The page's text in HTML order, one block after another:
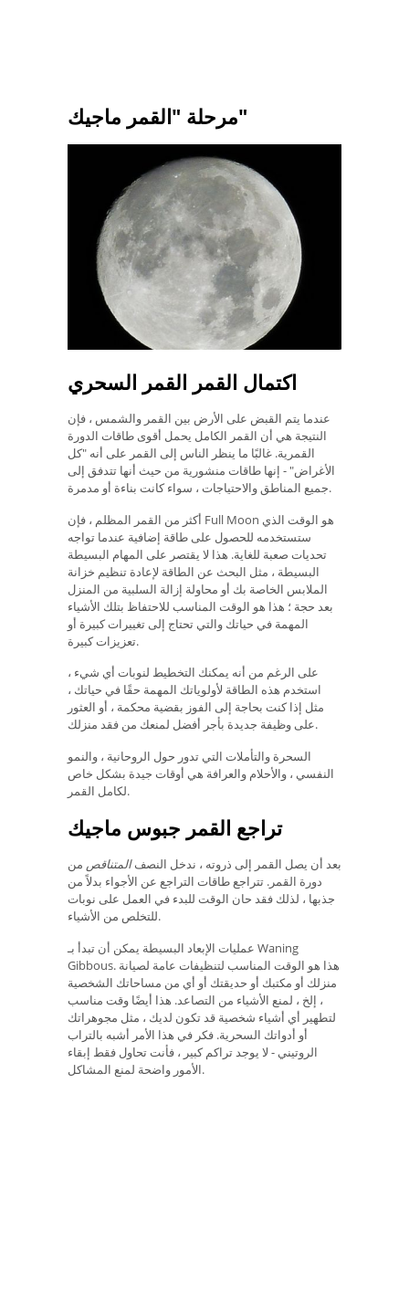
مرحلة "القمر ماجيك"
اكتمال القمر القمر السحري
عندما يتم القبض على الأرض بين القمر والشمس ، فإن
النتيجة هي أن القمر الكامل يحمل أقوى طاقات الدورة
القمرية. غالبًا ما ينظر الناس إلى القمر على أنه "كل
الأغراض" - إنها طاقات منشورية من حيث أنها تتدفق إلى
جميع المناطق والاحتياجات ، سواء كانت بناءة أو مدمرة.
أكثر من القمر المظلم ، فإن Full Moon هو الوقت الذي
ستستخدمه للحصول على طاقة إضافية عندما تواجه
تحديات صعبة للغاية. هذا لا يقتصر على المهام البسيطة
البسيطة ، مثل البحث عن الطاقة لإعادة تنظيم خزانة
الملابس الخاصة بك أو محاولة إزالة السلبية من المنزل
بعد حجة ؛ هذا هو الوقت المناسب للاحتفاظ بتلك الأشياء
المهمة في حياتك والتي تحتاج إلى تغييرات كبيرة أو
تعزيزات كبيرة.
على الرغم من أنه يمكنك التخطيط لنوبات أي شيء ،
استخدم هذه الطاقة لأولوياتك المهمة حقًا في حياتك ،
مثل إذا كنت بحاجة إلى الفوز بقضية محكمة ، أو العثور
على وظيفة جديدة بأجر أفضل لمنعك من فقد منزلك.
السحرة والتأملات التي تدور حول الروحانية ، والنمو
النفسي ، والأحلام والعرافة هي أوقات جيدة بشكل خاص
لكامل القمر.
تراجع القمر جبوس ماجيك
بعد أن يصل القمر إلى ذروته ، ندخل النصفالمتناقص من
دورة القمر. تتراجع طاقات التراجع عن الأجواء بدلاً من
جذبها ، لذلك فقد حان الوقت للبدء في العمل على نوبات
للتخلص من الأشياء.
عمليات الإبعاد البسيطة يمكن أن تبدأ بـ Waning
Gibbous. هذا هو الوقت المناسب لتنظيفات عامة لصيانة
منزلك أو مكتبك أو حديقتك أو أي من مساحاتك الشخصية
، إلخ ، لمنع الأشياء من التصاعد. هذا أيضًا وقت مناسب
لتطهير أي أشياء شخصية قد تكون لديك ، مثل مجوهراتك
أو أدواتك السحرية. فكر في هذا الأمر أشبه بالتراب
الروتيني - لا يوجد تراكم كبير ، فأنت تحاول فقط إبقاء
الأمور واضحة لمنع المشاكل.